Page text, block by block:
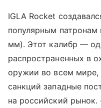
IGLA Rocket
популярным патронам
мм). Этот калибр —
распространенных в
оружии во всем мире,
санкций западные
на российский